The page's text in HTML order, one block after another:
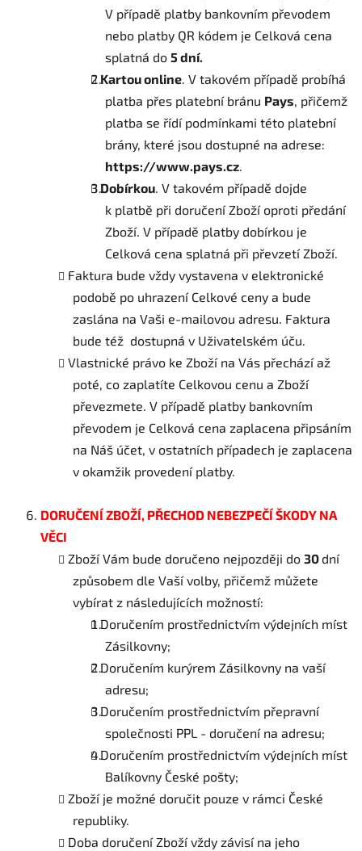
V případě platby bankovním převodem
nebo platby QR kódem je Celková cena
splatná do 5 dní.
Kartou online . V takovém případě probíhá
platba přes platební bránu Pays , přičemž
platba se řídí podmínkami této platební
brány, které jsou dostupné na adrese:
https://www.pays.cz
Dobírkou . V takovém případě dojde
k platbě při doručení Zboží oproti předání
Zboží. V případě platby dobírkou je
Celková cena splatná při převzetí Zboží.
Faktura bude vždy vystavena v elektronické
podobě po uhrazení Celkové ceny a bude
zaslána na Vaši e-mailovou adresu. Faktura
bude též dostupná v Uživatelském úču.
Vlastnické právo ke Zboží na Vás přechází až
poté, co zaplatíte Celkovou cenu a Zboží
převezmete. V případě platby bankovním
převodem je Celková cena zaplacena připsáním
na Náš účet, v ostatních případech je zaplacena
v okamžik provedení platby.
DORUČENÍZBOŽÍ, PŘECHOD NEBEZPEČÍ ŠKODY NA
VĚCI
Zboží Vám bude doručeno nejpozději do 30 dní
způsobem dle Vaší volby, přičemž můžete
vybírat z následujících možností:
Doručením prostřednictvím výdejních míst
Zásilkovny;
Doručením kurýrem Zásilkovny na vaší
adresu;
Doručením prostřednictvím přepravní
společnosti PPL - doručení na adresu;
Doručením prostřednictvím výdejních míst
Balíkovny České pošty;
Zboží je možné doručit pouze v rámci České
republiky.
Doba doručení Zboží vždy závisí na jeho